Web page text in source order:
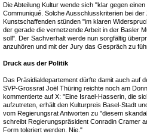
Die Abteilung Kultur wende sich "klar gegen
Communiqué. Solche Ausschlusskriterien bei
Kunstschaffenden stünden "im klaren
der gerade die vernetzende Arbeit in der Basler
soll". Der Sachverhalt werde nun sorgfältig
anzuhören und mit der Jury das Gespräch zu
Druck aus der Politik
Das Präsidialdepartement dürfte damit auch auf
SVP-Grossrat Joël Thüring reichte noch am
kommentierte auf X: "Eine Israel-Hasserin, die
aufzutreten, erhält den Kulturpreis Basel-Stadt
vom Regierungsrat Antworten zu "diesem
schreibt Regierungspräsident Conradin Cramer
Form toleriert werden. Nie."